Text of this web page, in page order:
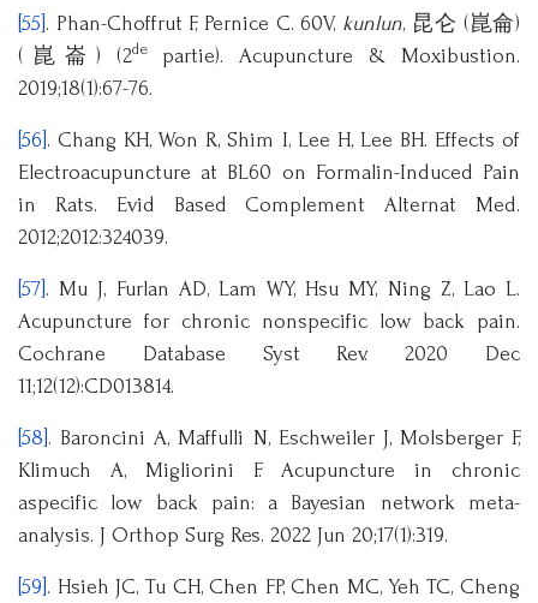
[55] . Phan-Choffrut F, Pernice C. 60V, kunlun, 昆仑 (崑侖)
(崑崙) (2departie). Acupuncture & Moxibustion.
2019;18(1):67-76.
[56] . Chang KH, Won R, Shim I, Lee H, Lee BH. Effects of
Electroacupuncture at BL60 on Formalin-Induced Pain
in Rats. Evid Based Complement Alternat Med.
2012;2012:324039.
[57] . Mu J, Furlan AD, Lam WY, Hsu MY, Ning Z, Lao L.
Acupuncture for chronic nonspecific low back pain.
Cochrane Database Syst Rev. 2020 Dec
11;12(12):CD013814.
[58] . Baroncini A, Maffulli N, Eschweiler J, Molsberger F,
Klimuch A, Migliorini F. Acupuncture in chronic
aspecific low back pain: a Bayesian network meta-
analysis. J Orthop Surg Res. 2022 Jun 20;17(1):319.
[59] . Hsieh JC, Tu CH, Chen FP, Chen MC, Yeh TC, Cheng